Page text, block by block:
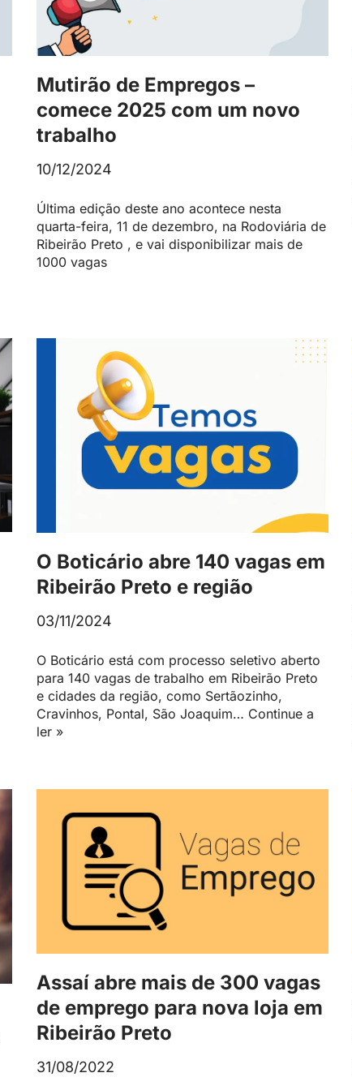
Mutirão de Empregos –
comece 2025 com um novo
trabalho
10/12/2024
Última edição deste ano acontece nesta
quarta-feira, 11 de dezembro, na Rodoviária de
Ribeirão Preto , e vai disponibilizar mais de
1000 vagas
O Boticário abre 140 vagas em
Ribeirão Preto e região
03/11/2024
O Boticário está com processo seletivo aberto
para 140 vagas de trabalho em Ribeirão Preto
e cidades da região, como Sertãozinho,
Cravinhos, Pontal, São Joaquim… Continue a
ler »
Assaí abre mais de 300 vagas
de emprego para nova loja em
Ribeirão Preto
31/08/2022